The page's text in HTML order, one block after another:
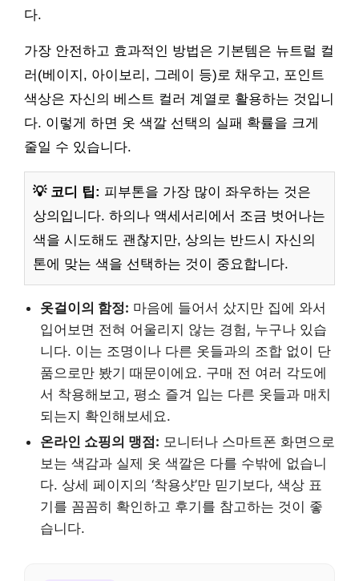
다.
가장 안전하고 효과적인 방법은 기본템은 뉴트럴 컬
러(베이지, 아이보리, 그레이 등)로 채우고, 포인트
색상은 자신의 베스트 컬러 계열로 활용하는 것입니
다. 이렇게 하면 옷 색깔 선택의 실패 확률을 크게
줄일 수 있습니다.
💡 코디 팁: 피부톤을 가장 많이 좌우하는 것은
상의입니다. 하의나 액세서리에서 조금 벗어나는
색을 시도해도 괜찮지만, 상의는 반드시 자신의
톤에 맞는 색을 선택하는 것이 중요합니다.
옷걸이의 함정: 마음에 들어서 샀지만 집에 와서
입어보면 전혀 어울리지 않는 경험, 누구나 있습
니다. 이는 조명이나 다른 옷들과의 조합 없이 단
품으로만 봤기 때문이에요. 구매 전 여러 각도에
서 착용해보고, 평소 즐겨 입는 다른 옷들과 매치
되는지 확인해보세요.
온라인 쇼핑의 맹점: 모니터나 스마트폰 화면으로
보는 색감과 실제 옷 색깔은 다를 수밖에 없습니
다. 상세 페이지의 ‘착용샷’만 믿기보다, 색상 표
기를 꼼꼼히 확인하고 후기를 참고하는 것이 좋
습니다.